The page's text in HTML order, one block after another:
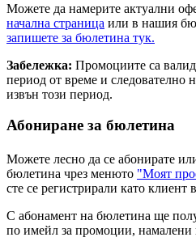
Можете да намерите актуални
начална страница или в нашия
запишете за бюлетина тук.
Забележка: Промоциите са
период от време и следователно
извън този период.
Абониране за бюлетина
Можете лесно да се абонирате
бюлетина чрез менюто "Моят
сте се регистрирали като клиент
С абонамент на бюлетина ще
по имейл за промоции, намалени